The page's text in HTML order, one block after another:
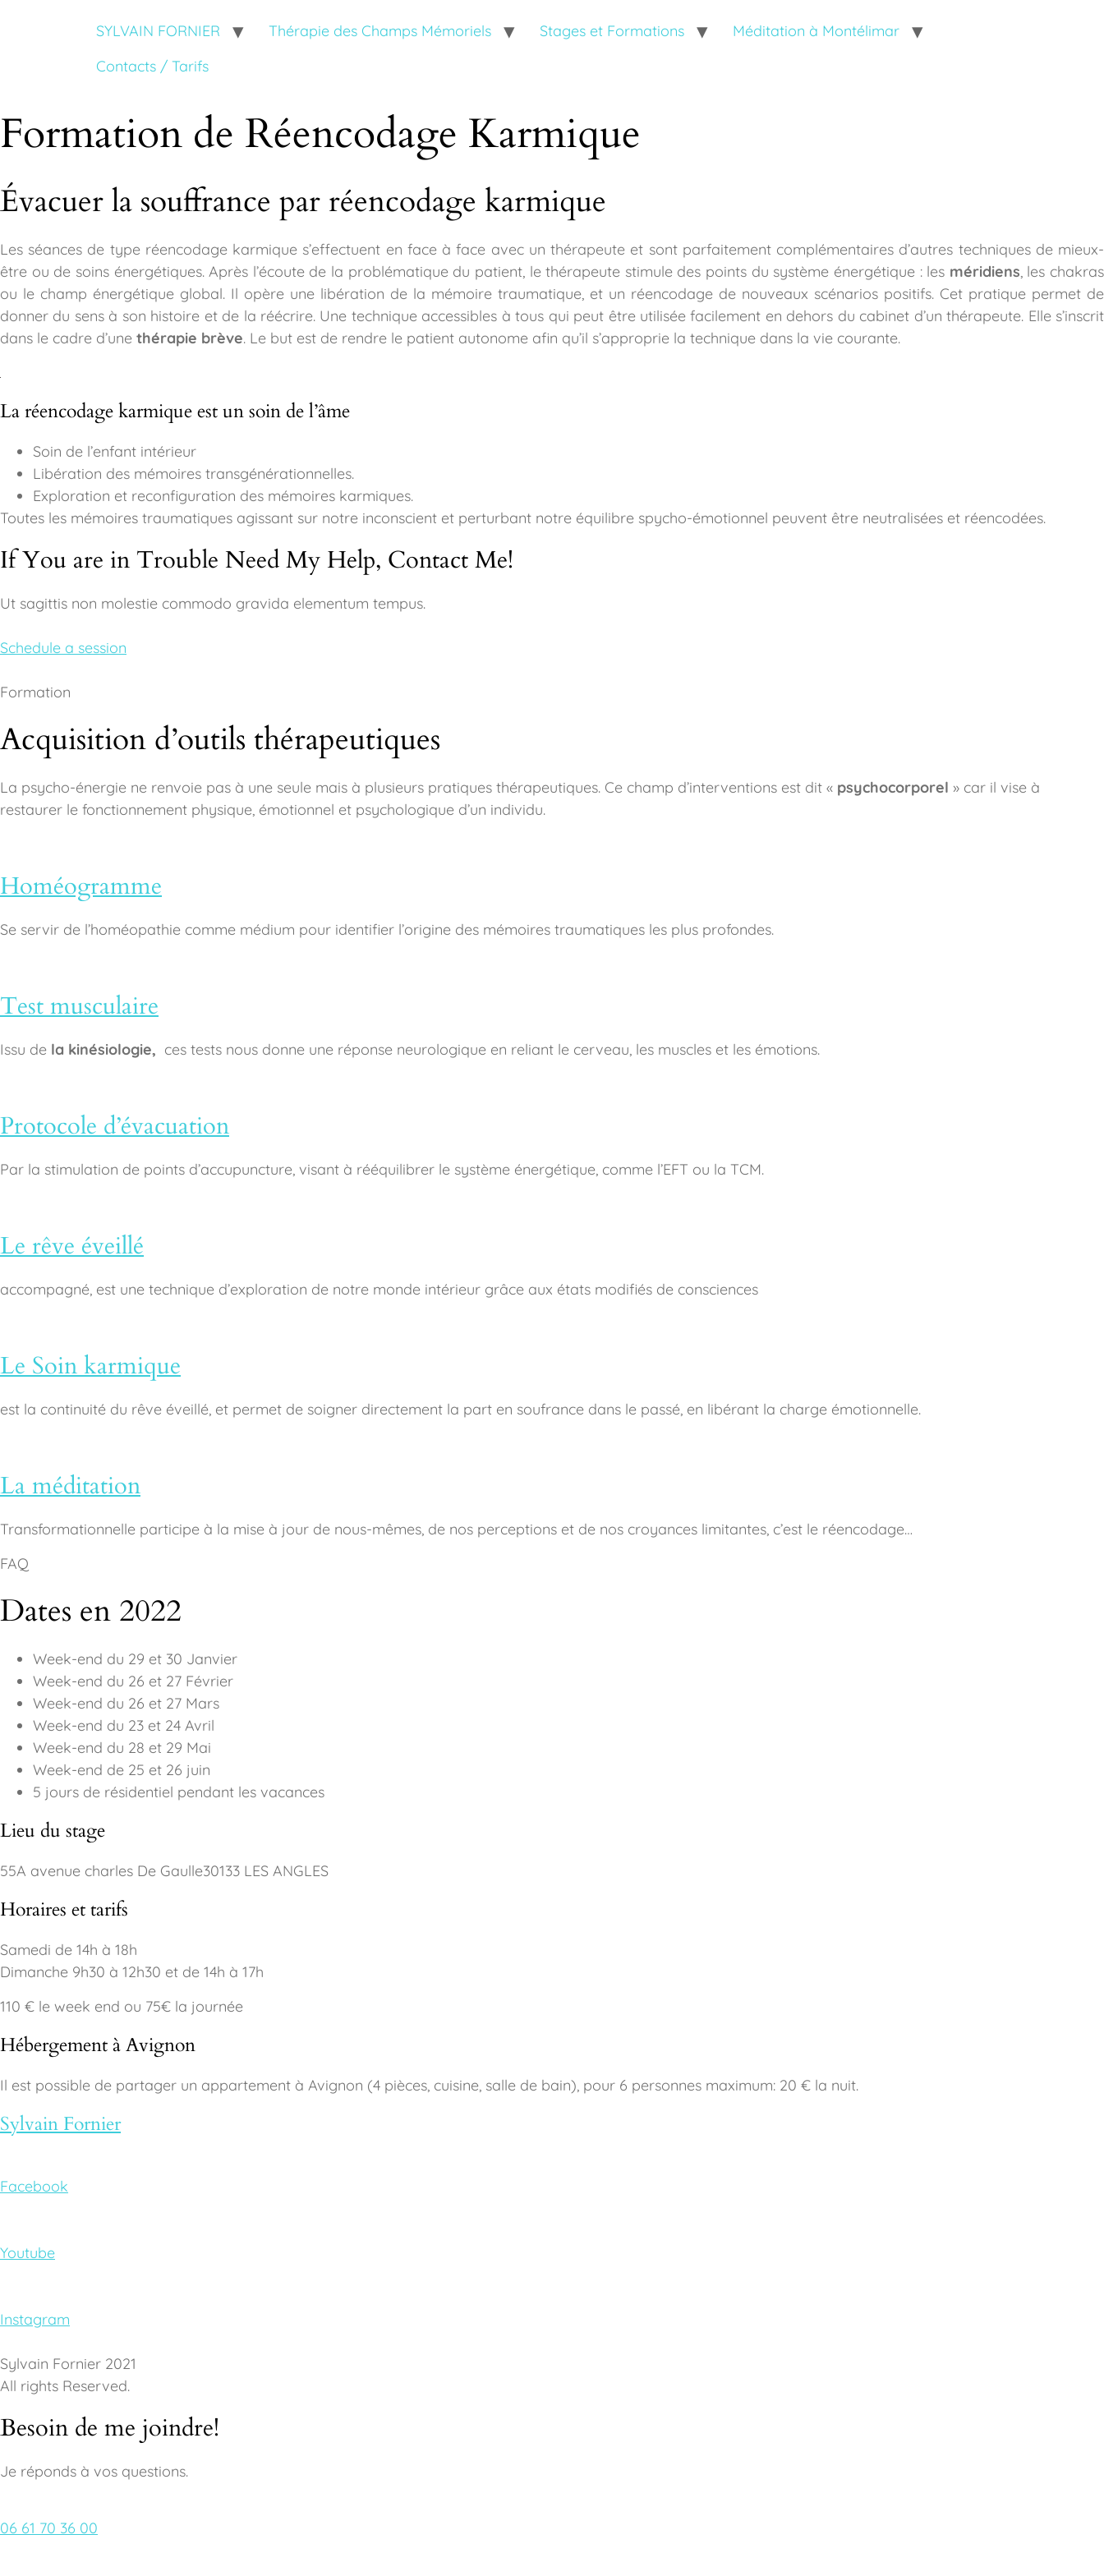
SYLVAIN FORNIER Thérapie des Champs Mémoriels Stages et Formations
Méditation à Montélimar
Contacts / Tarifs
Formation de Réencodage Karmique
Évacuer la souffrance par réencodage karmique
Les séances de type réencodage karmique s’effectuent en face à face avec un thérapeute et sont parfaitement complémentaires d’autres techniques de mieux-
être ou de soins énergétiques. Après l’écoute de la problématique du patient, le thérapeute stimule des points du système énergétique : les méridiens, les chakras
ou le champ énergétique global. Il opère une libération de la mémoire traumatique, et un réencodage de nouveaux scénarios positifs. Cet pratique permet de
donner du sens à son histoire et de la réécrire. Une technique accessibles à tous qui peut être utilisée facilement en dehors du cabinet d’un thérapeute. Elle s’inscrit
dans le cadre d’une thérapie brève. Le but est de rendre le patient autonome afin qu’il s’approprie la technique dans la vie courante.
La réencodage karmique est un soin de l’âme
Soin de l’enfant intérieur
Libération des mémoires transgénérationnelles.
Exploration et reconfiguration des mémoires karmiques.
Toutes les mémoires traumatiques agissant sur notre inconscient et perturbant notre équilibre spycho-émotionnel peuvent être neutralisées et réencodées.
If You are in Trouble Need My Help, Contact Me!
Ut sagittis non molestie commodo gravida elementum tempus.
Schedule a session
Formation
Acquisition d’outils thérapeutiques
La psycho-énergie ne renvoie pas à une seule mais à plusieurs pratiques thérapeutiques. Ce champ d’interventions est dit « psychocorporel » car il vise à
restaurer le fonctionnement physique, émotionnel et psychologique d’un individu.
Homéogramme
Se servir de l’homéopathie comme médium pour identifier l’origine des mémoires traumatiques les plus profondes.
Test musculaire
Issu de la kinésiologie, ces tests nous donne une réponse neurologique en reliant le cerveau, les muscles et les émotions.
Protocole d’évacuation
Par la stimulation de points d’accupuncture, visant à rééquilibrer le système énergétique, comme l’EFT ou la TCM.
Le rêve éveillé
accompagné, est une technique d’exploration de notre monde intérieur grâce aux états modifiés de consciences
Le Soin karmique
est la continuité du rêve éveillé, et permet de soigner directement la part en soufrance dans le passé, en libérant la charge émotionnelle.
La méditation
Transformationnelle participe à la mise à jour de nous-mêmes, de nos perceptions et de nos croyances limitantes, c’est le réencodage…
FAQ
Dates en 2022
Week-end du 29 et 30 Janvier
Week-end du 26 et 27 Février
Week-end du 26 et 27 Mars
Week-end du 23 et 24 Avril
Week-end du 28 et 29 Mai
Week-end de 25 et 26 juin
5 jours de résidentiel pendant les vacances
Lieu du stage
55A avenue charles De Gaulle30133 LES ANGLES
Horaires et tarifs
Samedi de 14h à 18h
Dimanche 9h30 à 12h30 et de 14h à 17h
110 € le week end ou 75€ la journée
Hébergement à Avignon
Il est possible de partager un appartement à Avignon (4 pièces, cuisine, salle de bain), pour 6 personnes maximum: 20 € la nuit.
Sylvain Fornier
Facebook
Youtube
Instagram
Sylvain Fornier 2021
All rights Reserved.
Besoin de me joindre!
Je réponds à vos questions.
06 61 70 36 00